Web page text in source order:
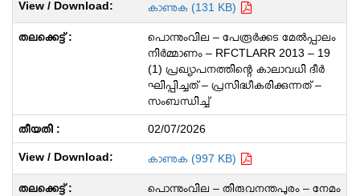
കാണുക (131 KB)
പൊന്നുംവില – പേരൂർക്കട മേൽപ്പാലം
നിർമ്മാണം – RFCTLARR 2013 – 19
(1) പ്രഖ്യാപനത്തിന്റെ കാലാവധി ദീർ
ഘിപ്പിച്ചത് – പ്രസിദ്ധീകരിക്കുന്നത് –
സംബന്ധിച്ച്
02/07/2026
കാണുക (997 KB)
പൊന്നുംവില – തിരുവനന്തപുരം – നേമം